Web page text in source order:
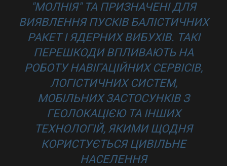
"МОЛНІЯ" ТА ПРИЗНАЧЕНІ ДЛЯ
ВИЯВЛЕННЯ ПУСКІВ БАЛІСТИЧНИХ
РАКЕТ І ЯДЕРНИХ ВИБУХІВ. ТАКІ
ПЕРЕШКОДИ ВПЛИВАЮТЬ НА
РОБОТУ НАВІГАЦІЙНИХ СЕРВІСІВ,
ЛОГІСТИЧНИХ СИСТЕМ,
МОБІЛЬНИХ ЗАСТОСУНКІВ З
ГЕОЛОКАЦІЄЮ ТА ІНШИХ
ТЕХНОЛОГІЙ, ЯКИМИ ЩОДНЯ
КОРИСТУЄТЬСЯ ЦИВІЛЬНЕ
НАСЕЛЕННЯ